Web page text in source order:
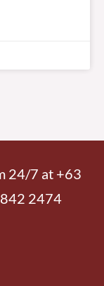
24/7 at +63
2474